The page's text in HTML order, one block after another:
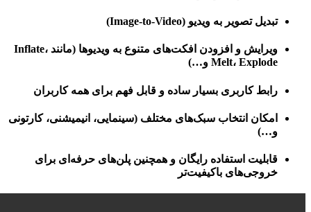
تبدیل تصویر به ویدیو (Image-to-Video)
ویرایش و افزودن افکت‌های متنوع به ویدیوها (مانند Inflate،
Melt، Explode و…)
رابط کاربری بسیار ساده و قابل فهم برای همه کاربران
امکان انتخاب سبک‌های مختلف (سینمایی، انیمیشنی، کارتونی
و…)
قابلیت استفاده رایگان و همچنین پلن‌های حرفه‌ای برای
خروجی‌های باکیفیت‌تر